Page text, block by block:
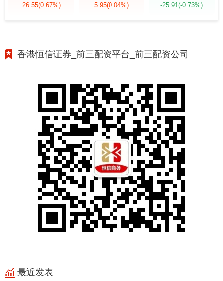
26.55(0.67%) 5.95(0.04%) -25.91(-0.73%)
香港恒信证券_前三配资平台_前三配资公司
最近发表